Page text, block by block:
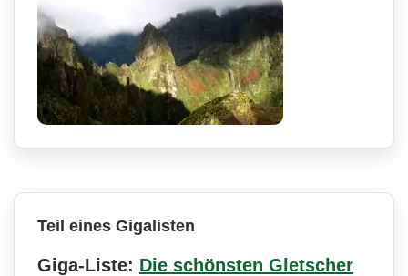
Teil eines Gigalisten
Giga-Liste: Die schönsten Gletscher